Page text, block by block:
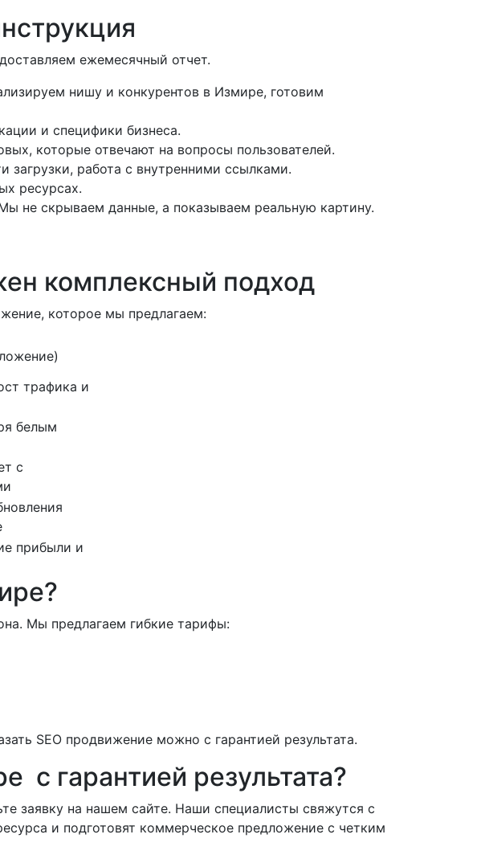
ежемесячный отчет.
нишу и конкурентов в Измире, готовим
и специфики бизнеса.
которые отвечают на вопросы пользователей.
загрузки, работа с внутренними ссылками.
ресурсах.
не скрываем данные, а показываем реальную картину.
комплексный подход
которое мы предлагаем:
трафика и
белым
с
прибыли и
Мы предлагаем гибкие тарифы:
SEO продвижение можно с гарантией результата.
с гарантией результата?
заявку на нашем сайте. Наши специалисты свяжутся с
и подготовят коммерческое предложение с четким